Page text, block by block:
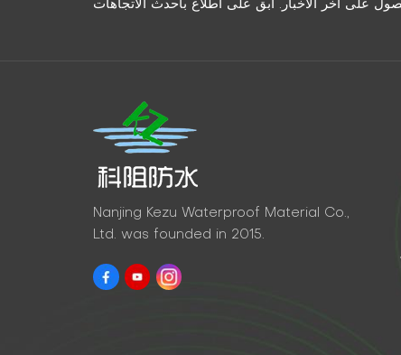
Nanjing Kezu Waterproof Material Co.,
Ltd. was founded in 2015.